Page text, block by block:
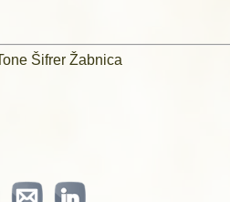
Šifrer Žabnica